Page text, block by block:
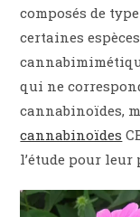
composés de
certaines
qui ne
cannabinoïdes,
cannabinoïdes
l’étude pour